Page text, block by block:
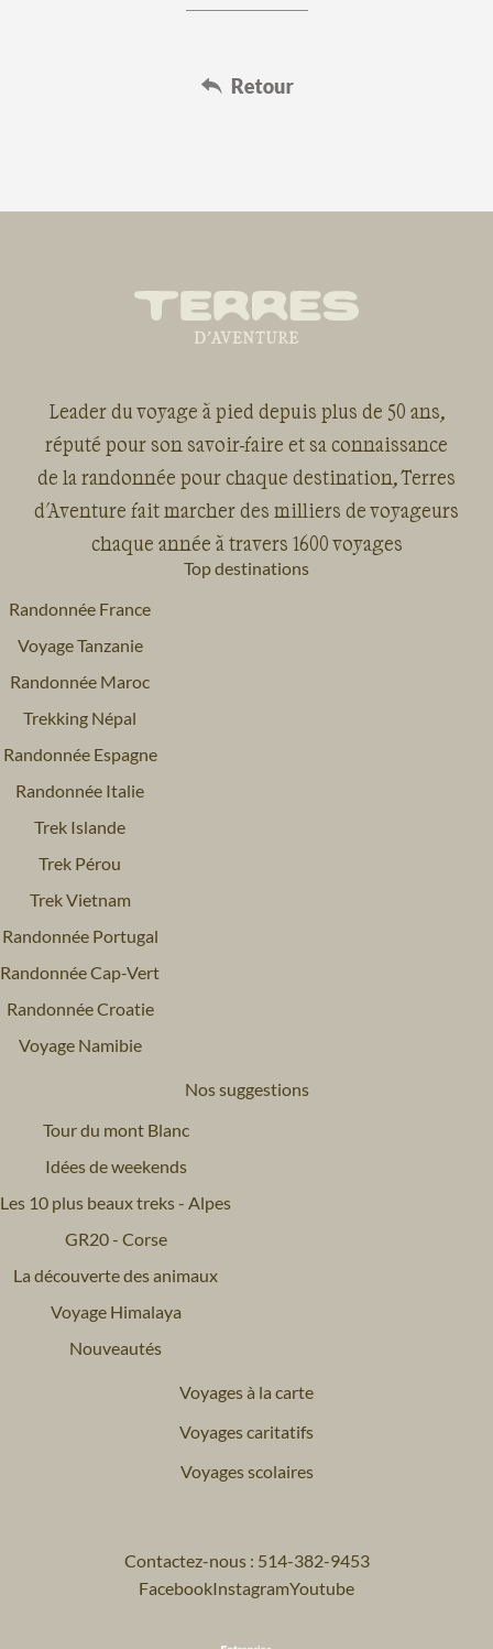
Leader du voyage à pied depuis plus de 50 ans,
réputé pour son savoir-faire et sa connaissance
de la randonnée pour chaque destination, Terres
d'Aventure fait marcher des milliers de voyageurs
chaque année à travers 1600 voyages
Top destinations
Randonnée France
Voyage Tanzanie
Randonnée Maroc
Trekking Népal
Randonnée Espagne
Randonnée Italie
Trek Islande
Trek Pérou
Trek Vietnam
Randonnée Portugal
Randonnée Cap-Vert
Randonnée Croatie
Voyage Namibie
Nos suggestions
Tour du mont Blanc
Idées de weekends
Les 10 plus beaux treks - Alpes
GR20 - Corse
La découverte des animaux
Voyage Himalaya
Nouveautés
Voyages à la carte
Voyages caritatifs
Voyages scolaires
Contactez-nous : 514-382-9453
FacebookInstagramYoutube